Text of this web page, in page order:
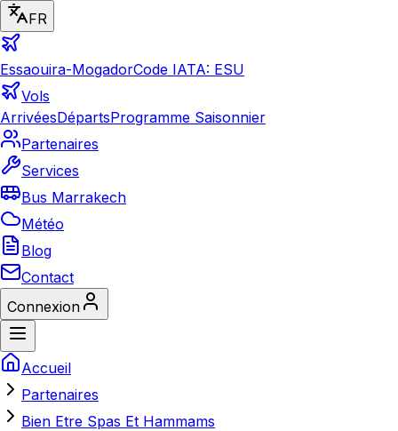
FR
Essaouira-MogadorCode IATA: ESU
Vols
ArrivéesDépartsProgramme Saisonnier
Partenaires
Services
Bus Marrakech
Météo
Blog
Contact
Connexion
Accueil
Partenaires
Bien Etre Spas Et Hammams